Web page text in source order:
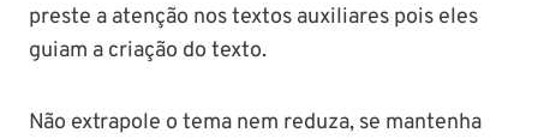
preste a atenção nos textos auxiliares pois eles
guiam a criação do texto.
Não extrapole o tema nem reduza, se mantenha